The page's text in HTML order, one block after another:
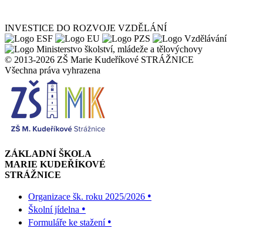
INVESTICE DO ROZVOJE VZDĚLÁNÍ
© 2013-2026 ZŠ Marie Kudeříkové STRÁŽNICE
Všechna práva vyhrazena
ZÁKLADNÍ ŠKOLA
MARIE KUDEŘÍKOVÉ
STRÁŽNICE
Organizace šk. roku 2025/2026 •
Školní jídelna •
Formuláře ke stažení •